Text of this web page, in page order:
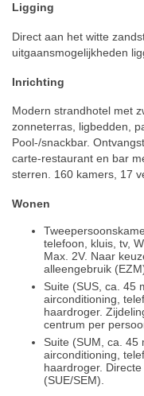
Ligging
Direct aan het witte
uitgaansmogelijkheden
Inrichting
Modern strandhotel met
zonneterras, ligbedden,
Pool-/snackbar.
carte-restaurant en bar
sterren. 160 kamers, 17
Wonen
telefoon, kluis, tv,
Max. 2V. Naar
alleengebruik
Suite (SUS, ca. 45
airconditioning,
haardroger.
centrum per
Suite (SUM, ca. 45
airconditioning,
haardroger.
(SUE/SEM).